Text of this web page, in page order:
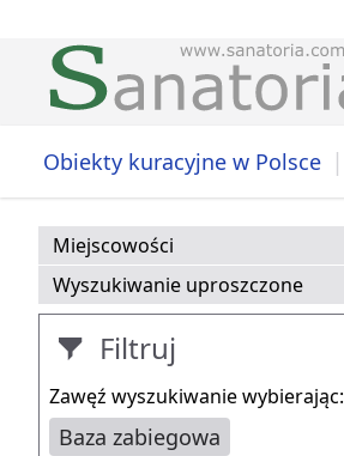
Obiekty kuracyjne w Polsce |
Miejscowości
Wyszukiwanie uproszczone
Filtruj
Zawęź wyszukiwanie wybierając:
Baza zabiegowa